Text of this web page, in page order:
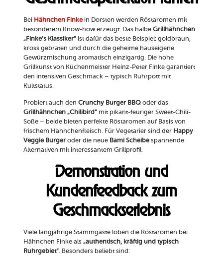
Bei Hähnchen Finkein Dorsten werden Röstaromen mit
besonderem Know-how erzeugt. Das halbe Grillhähnchen
„Finke’s Klassiker“ist dafür das beste Beispiel: goldbraun,
kross gebraten und durch die geheime hauseigene
Gewürzmischung aromatisch einzigartig. Die hohe
Grillkunst von Küchenmeister Heinz-Peter Finke garantiert
den intensiven Geschmack – typisch Ruhrpott mit
Kultstatus.
Probiert auch den Crunchy Burger BBQoder das
Grillhähnchen „Chilibird“mit pikant-feuriger Sweet-Chili-
Soße – beide bieten perfekte Röstaromen auf Basis von
frischem Hähnchenfleisch. Für Vegetarier sind der Happy
Veggie Burgeroder die neue Bami Scheibespannende
Alternativen mit interessantem Grillprofil.
Demonstration und
Kundenfeedback zum
Geschmackserlebnis
Viele langjährige Stammgäste loben die Röstaromen bei
Hähnchen Finke als „authentisch, kräftig und typisch
Ruhrgebiet“. Besonders beliebt sind: